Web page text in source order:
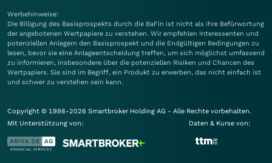
Werbehinweise:
Die Billigung des Basisprospekts durch die BaFin ist nicht als ihre Befürwortung
der angebotenen Wertpapiere zu verstehen. Wir empfehlen Interessenten und
potenziellen Anlegern den Basisprospekt und die Endgültigen Bedingungen zu
lesen, bevor sie eine Anlageentscheidung treffen, um sich möglichst umfassend
zu informieren, insbesondere über die potenziellen Risiken und Chancen des
Wertpapiers. Sie sind im Begriff, ein Produkt zu erwerben, das nicht einfach ist
und schwer zu verstehen sein kann.
Copyright © 1998-2026 Smartbroker Holding AG - Alle Rechte vorbehalten.
Mit Unterstützung von:
Daten & Kurse von: